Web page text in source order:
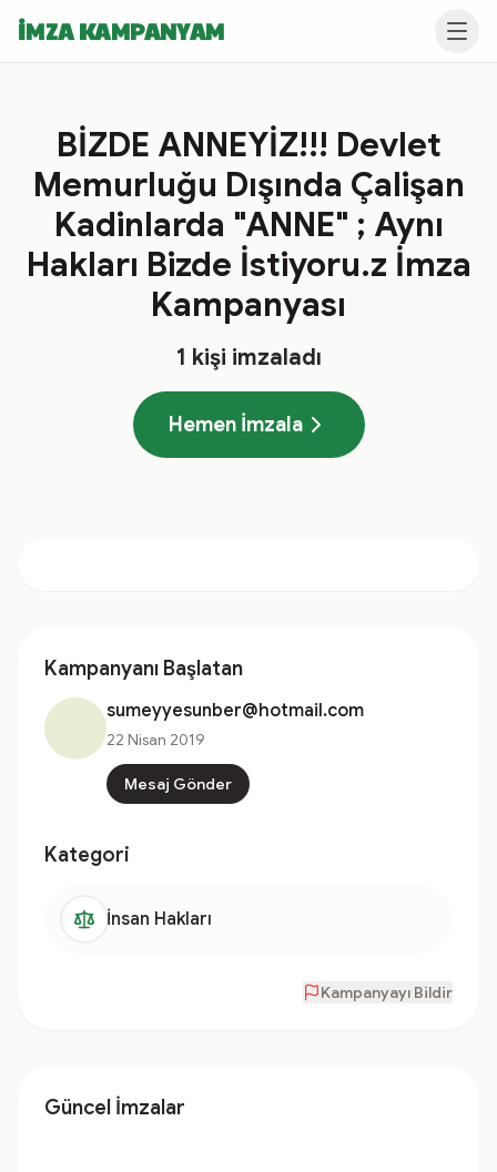
İMZA KAMPANYAM
BİZDE ANNEYİZ!!! Devlet
Memurluğu Dışında Çalişan
Kadinlarda "ANNE" ; Aynı
Hakları Bizde İstiyoru.z İmza
Kampanyası
1 kişi imzaladı
Hemen İmzala
Kampanyanı Başlatan
sumeyyesunber@hotmail.com
22 Nisan 2019
Mesaj Gönder
Kategori
İnsan Hakları
Kampanyayı Bildir
Güncel İmzalar